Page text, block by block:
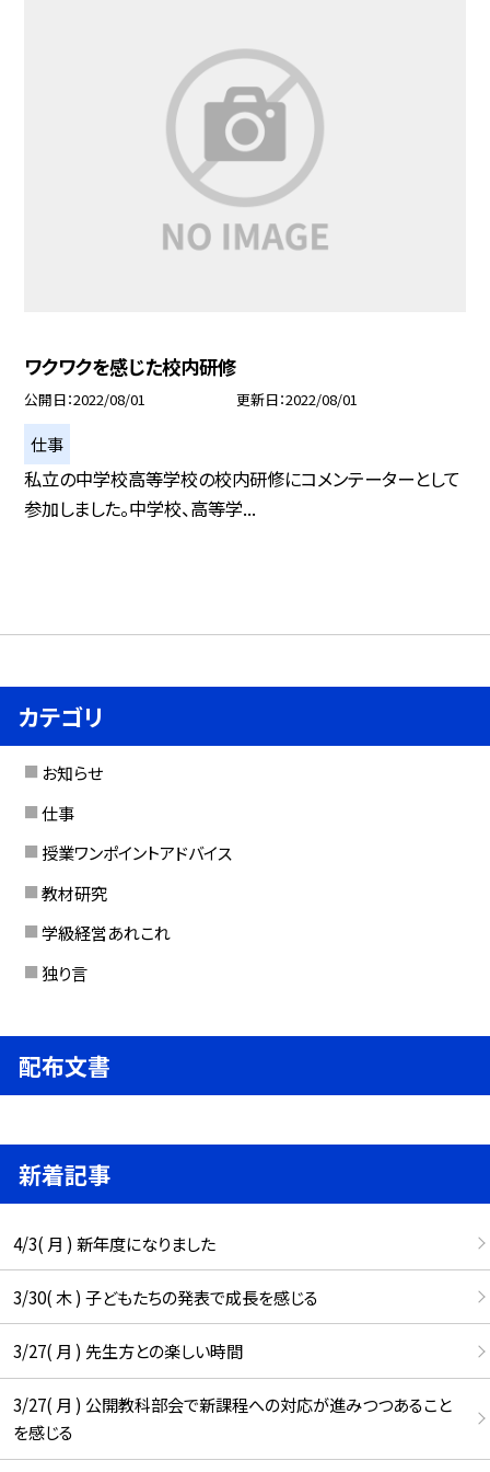
ワクワクを感じた校内研修
公開日 2022/08/01 更新日 2022/08/01
仕事
私立の中学校高等学校の校内研修にコメンテーターとして
参加しました。中学校、高等学...
カテゴリ
お知らせ
仕事
授業ワンポイントアドバイス
教材研究
学級経営あれこれ
独り言
配布文書
新着記事
4/3( 月 ) 新年度になりました
3/30( 木 ) 子どもたちの発表で成長を感じる
3/27( 月 ) 先生方との楽しい時間
3/27( 月 ) 公開教科部会で新課程への対応が進みつつあること
を感じる